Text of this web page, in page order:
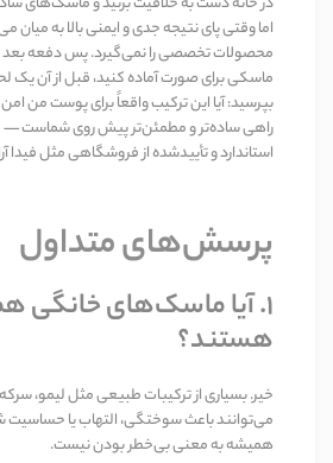
اما وقتی پای نتیجه جدی و ایمنی بالا به میان
محصولات تخصصی را نمی‌گیرد. پس دفعه
ماسکی برای صورت آماده کنید، قبل از آن یک
بپرسید: آیا این ترکیب واقعاً برای پوست من
راهی ساده‌تر و مطمئن‌تر پیش روی شماست
استاندارد و تأییدشده از فروشگاهی مثل فیدا
پرسش‌های متداول
۱.آیا ماسک‌های خانگی
هستند؟
خیر. بسیاری از ترکیبات طبیعی مثل لیمو،
می‌توانند باعث سوختگی، التهاب یا
همیشه به معنی بی‌خطر بودن نیست.